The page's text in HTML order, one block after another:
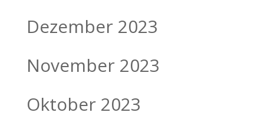
Dezember 2023
November 2023
Oktober 2023